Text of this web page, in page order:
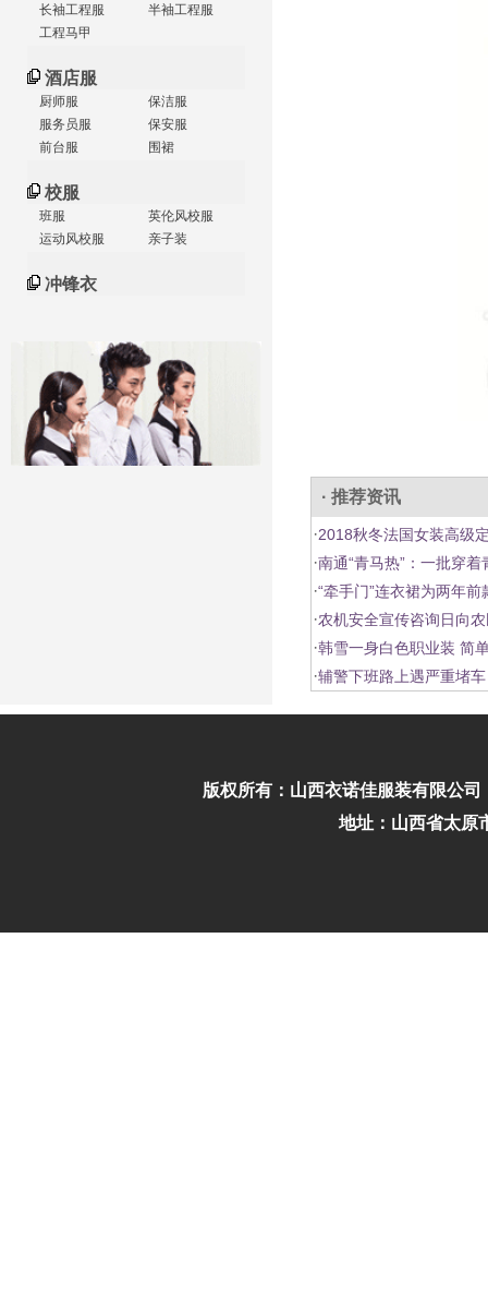
长袖工程服
半袖工程服
工程马甲
酒店服
厨师服
保洁服
服务员服
保安服
前台服
围裙
校服
班服
英伦风校服
运动风校服
亲子装
冲锋衣
· 推荐资讯
·2018秋冬法国女装高级
·南通“青马热”：一批穿
·“牵手门”连衣裙为两年
·农机安全宣传咨询日向
·韩雪一身白色职业装 简
·辅警下班路上遇严重堵
版权所有： 山西衣诺佳服装有限公司
地址：山西省太原